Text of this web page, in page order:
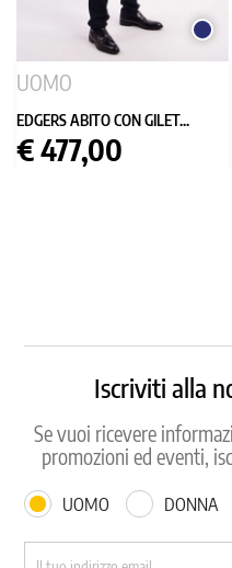
BLU
UOMO
EDGERS ABITO CON GILET...
Prezzo
€ 477,00
Iscriviti alla
Se vuoi ricevere
promozioni ed eventi,
UOMO DONNA